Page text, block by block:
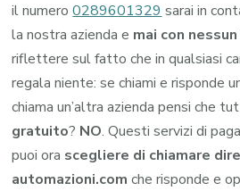
il numero0289601329sarai in
la nostra azienda e mai con
riflettere sul fatto che in qualsiasi
regala niente: se chiami e risponde
chiama un’altra azienda pensi che
gratuito? NO. Questi servizi di
puoi ora scegliere di chiamare
automazioni.com che risponde e